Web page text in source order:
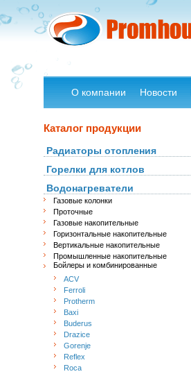
О компании Новости
Каталог продукции
Радиаторы отопления
Горелки для котлов
Водонагреватели
Газовые колонки
Проточные
Газовые накопительные
Горизонтальные накопительные
Вертикальные накопительные
Промышленные накопительные
Бойлеры и комбинированные
ACV
Ferroli
Protherm
Baxi
Buderus
Drazice
Gorenje
Reflex
Roca